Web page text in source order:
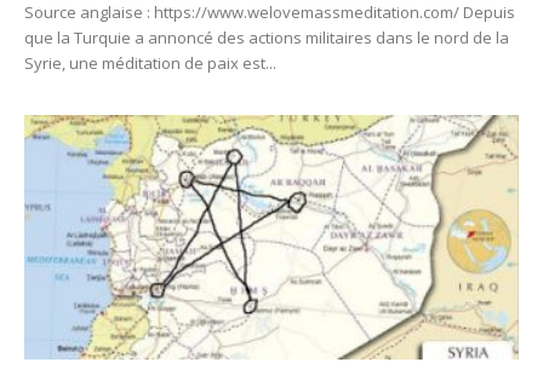
Source anglaise : https://www.welovemassmeditation.com/ Depuis
que la Turquie a annoncé des actions militaires dans le nord de la
Syrie, une méditation de paix est...